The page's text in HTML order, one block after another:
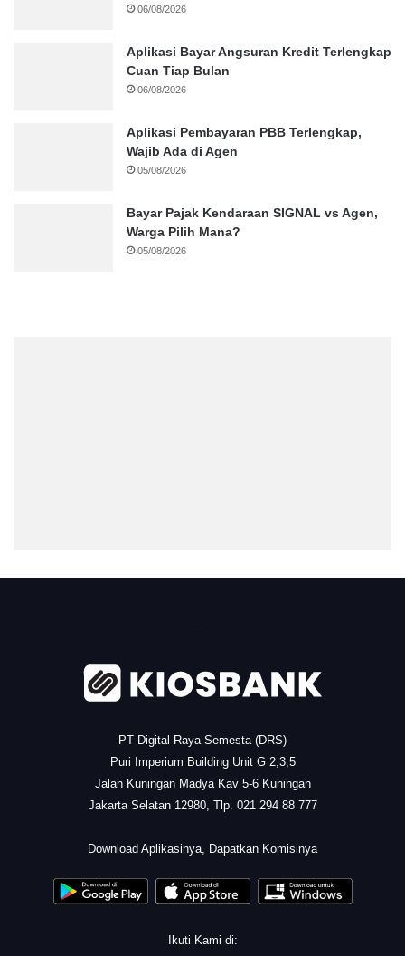
06/08/2026
Aplikasi Bayar Angsuran Kredit Terlengkap
Cuan Tiap Bulan
06/08/2026
Aplikasi Pembayaran PBB Terlengkap,
Wajib Ada di Agen
05/08/2026
Bayar Pajak Kendaraan SIGNAL vs Agen,
Warga Pilih Mana?
05/08/2026
PT Digital Raya Semesta (DRS)
Puri Imperium Building Unit G 2,3,5
Jalan Kuningan Madya Kav 5-6 Kuningan
Jakarta Selatan 12980, Tlp. 021 294 88 777
Download Aplikasinya, Dapatkan Komisinya
Ikuti Kami di: